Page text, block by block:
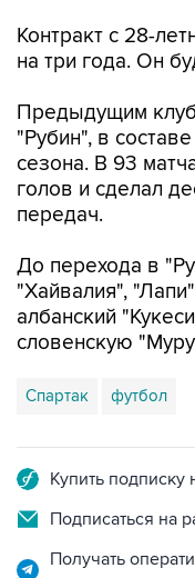
Контракт с 28-
на три года. Он
Предыдущим
"Рубин", в
сезона. В 93
голов и сделал
передач.
До перехода в
"Хайвалия",
албанский
словенскую
Спартак футбол
Купить
Подписаться на
Получать